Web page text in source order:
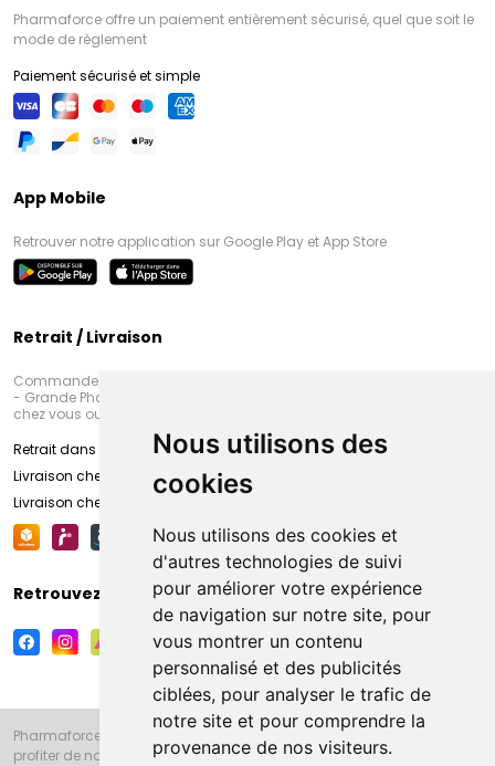
Nous utilisons des
cookies
Nous utilisons des cookies et
d'autres technologies de suivi
pour améliorer votre expérience
de navigation sur notre site, pour
vous montrer un contenu
personnalisé et des publicités
ciblées, pour analyser le trafic de
notre site et pour comprendre la
provenance de nos visiteurs.
Pharmaforce offre un paiement entièrement sécurisé, quel que soit le
mode de règlement
Paiement sécurisé et simple
App Mobile
Retrouver notre application sur Google Play et App Store
Retrait / Livraison
Commandez en ligne et venez chercher votre commande à Amiens
- Grande Pharmacie d’Amiens (Fachon) ou recevez-là rapidement
chez vous ou en point retrait
Retrait dans la pharmacie d’Amiens
Livraison chez vous
Livraison chez votre commerçant
Retrouvez-nous sur vos réseaux sociaux
Pharmaforce.fr et la Grande Pharmacie d’Amiens vous souhaitent de
profiter de notre accueil, de nos conseils pharmaceutiques,